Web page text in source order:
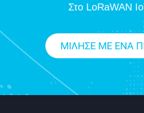
Στο LoRaWAN
ΜΙΛΗΣΕ ΜΕ ΕΝΑ